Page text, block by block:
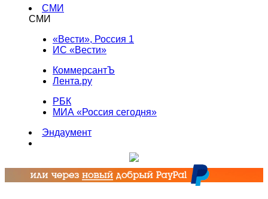
СМИ
СМИ
«Вести», Россия 1
ИС «Вести»
КоммерсантЪ
Лента.ру
РБК
МИА «Россия сегодня»
Эндаумент